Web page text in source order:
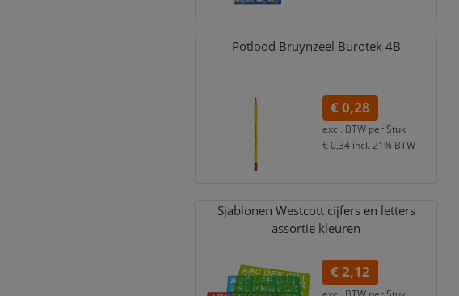
Potlood Bruynzeel Burotek 4B
€ 0,28
excl. BTW per Stuk
€ 0,34 incl. 21% BTW
Sjablonen Westcott cijfers en letters
assortie kleuren
€ 2,12
excl. BTW per Stuk